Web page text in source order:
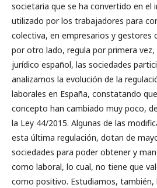
societaria que se ha convertido en el
utilizado por los trabajadores para
colectiva, en empresarios y gestores
por otro lado, regula por primera
jurídico español, las sociedades
analizamos la evolución de la
laborales en España, constatando
concepto han cambiado muy poco,
la Ley 44/2015. Algunas de las
esta última regulación, dotan de
sociedades para poder obtener y
como laboral, lo cual, no tiene que
como positivo. Estudiamos,